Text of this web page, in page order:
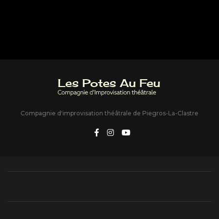
Compagnie d'improvisation théâtrale de Piegros-La-Clastre